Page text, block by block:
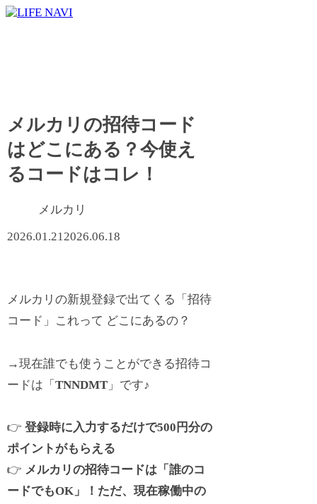
メルカリの招待コード
はどこにある？今使え
るコードはコレ！
メルカリ
2026.01.212026.06.18
メルカリの新規登録で出てくる「招待
コード」これって どこにあるの？
→現在誰でも使うことができる招待コ
ードは「TNNDMT 」です♪
👉登録時に入力するだけで500円分の
ポイントがもらえる
👉 メルカリの招待コードは「誰のコ
ードでもOK」！ただ、現在稼働中の